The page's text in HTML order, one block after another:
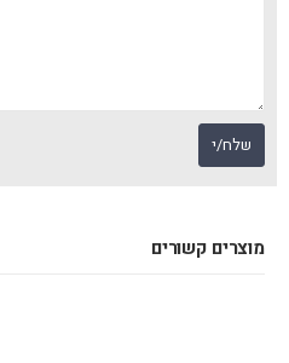
מוצרים קשורים